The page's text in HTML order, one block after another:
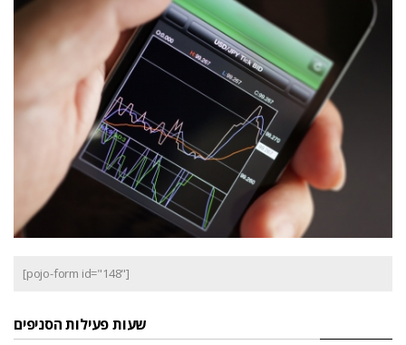
[pojo-form id="148"]
שעות פעילות הסניפים